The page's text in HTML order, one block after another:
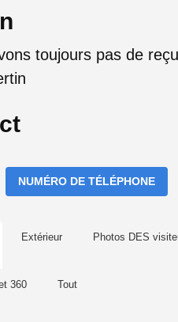
toujours pas de
NUMÉRO DE TÉLÉPHONE
Extérieur Photos DES
360 Tout